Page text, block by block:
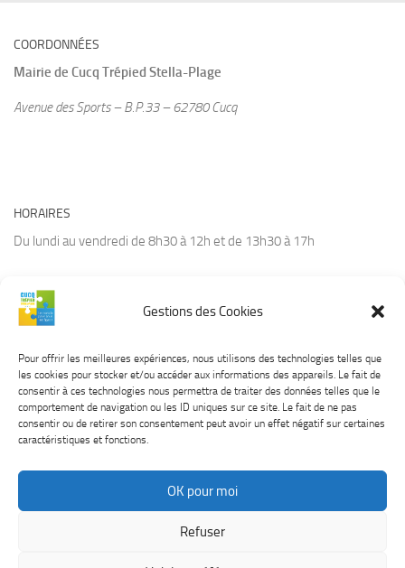
Gestions des Cookies
Pour offrir les meilleures expériences, nous utilisons des technologies telles que
les cookies pour stocker et/ou accéder aux informations des appareils. Le fait de
consentir à ces technologies nous permettra de traiter des données telles que le
comportement de navigation ou les ID uniques sur ce site. Le fait de ne pas
consentir ou de retirer son consentement peut avoir un effet négatif sur certaines
caractéristiques et fonctions.
OK pour moi
Refuser
COORDONNÉES
Mairie de Cucq Trépied Stella-Plage
Avenue des Sports – B.P.33 – 62780 Cucq
HORAIRES
Du lundi au vendredi de 8h30 à 12h et de 13h30 à 17h
CONTACT
Courriel : contact@cucq.fr
Site Internet : www.cucq.fr
CUCQ TREPIED STELLA © 2026. Tous droits réservés.